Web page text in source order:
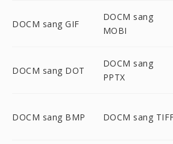
DOCM sang GIF
DOCM sang
MOBI
DOCM sang DOT
DOCM sang
PPTX
DOCM sang BMP DOCM sang